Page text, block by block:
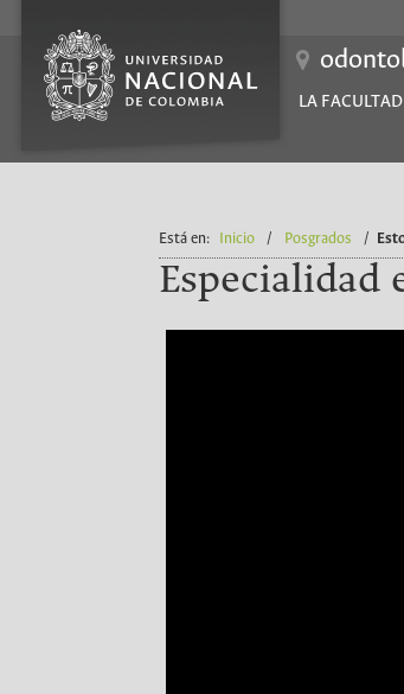
LA
Está en: Inicio / Posgrados /
Especialidad